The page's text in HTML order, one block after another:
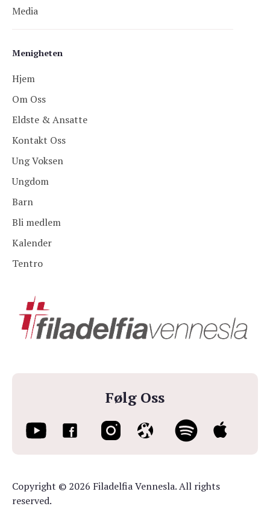
Følg Oss
Menigheten
Hjem
Om Oss
Eldste & Ansatte
Kontakt Oss
Ung Voksen
Ungdom
Barn
Bli medlem
Kalender
Tentro
Media
Copyright © 2026 Filadelfia Vennesla. All rights
reserved.